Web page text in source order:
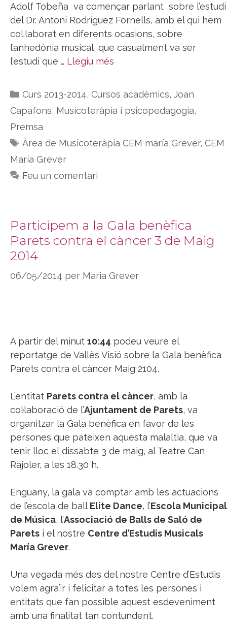
Adolf Tobeña va començar parlant sobre l’estudi
del Dr. Antoni Rodríguez Fornells, amb el qui hem
col.laborat en diferents ocasions, sobre
l’anhedònia musical, que casualment va ser
l’estudi que … Llegiu més
Categories
Curs 2013-2014, Cursos acadèmics, Joan
Capafons, Musicoteràpia i psicopedagogia,
Premsa
Etiquetes
Àrea de Musicoteràpia CEM maría Grever, CEM
María Grever
Feu un comentari
Participem a la Gala benèfica
Parets contra el càncer 3 de Maig
2014
06/05/2014 per Maria Grever
A partir del minut 10:44 podeu veure el
reportatge de Vallès Visió sobre la Gala benèfica
Parets contra el càncer Maig 2104.
L’entitat Parets contra el càncer, amb la
col·laboració de l’Ajuntament de Parets, va
organitzar la Gala benèfica en favor de les
persones que pateixen aquesta malaltia, que va
tenir lloc el dissabte 3 de maig, al Teatre Can
Rajoler, a les 18.30 h.
Enguany, la gala va comptar amb les actuacions
de l’escola de ball Elite Dance, l’Escola Municipal
de Música, l’Associació de Balls de Saló de
Parets i el nostre Centre d’Estudis Musicals
María Grever.
Una vegada més des del nostre Centre d’Estudis
volem agraïr i felicitar a totes les persones i
entitats que fan possible aquest esdeveniment
amb una finalitat tan contundent.